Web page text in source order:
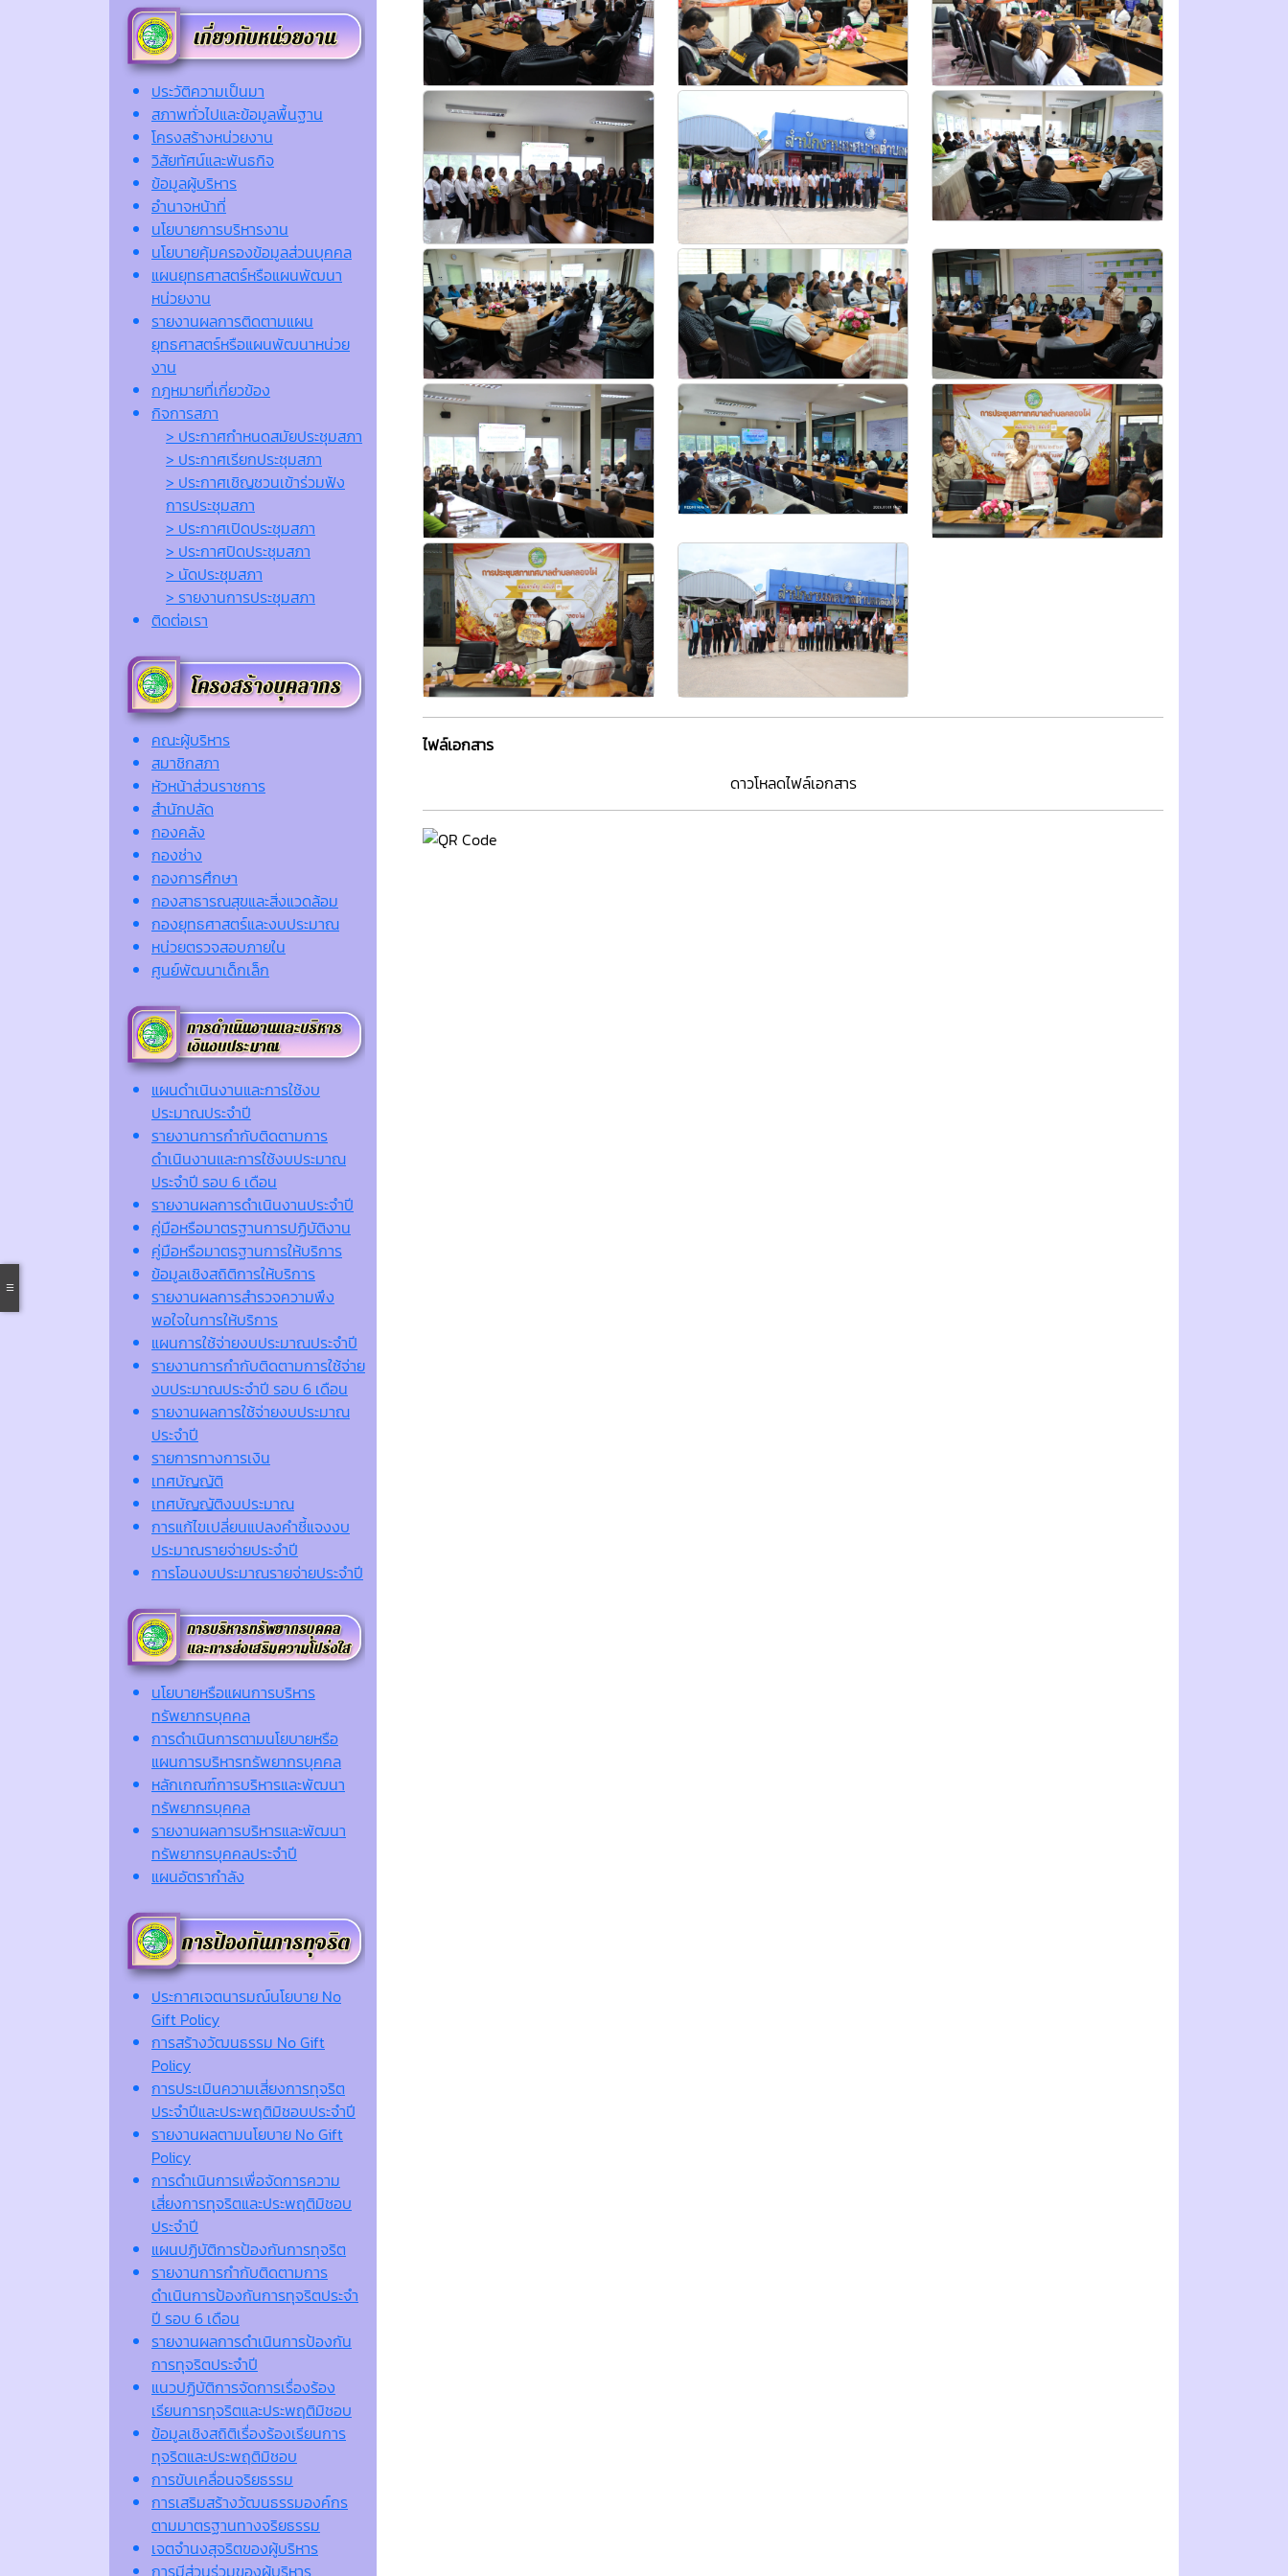
ประวัติความเป็นมา
สภาพทั่วไปและข้อมูลพื้นฐาน
โครงสร้างหน่วยงาน
วิสัยทัศน์และพันธกิจ
ข้อมูลผู้บริหาร
อำนาจหน้าที่
นโยบายการบริหารงาน
นโยบายคุ้มครองข้อมูลส่วนบุคคล
แผนยุทธศาสตร์หรือแผนพัฒนา
หน่วยงาน
รายงานผลการติดตามแผน
ยุทธศาสตร์หรือแผนพัฒนาหน่วย
งาน
กฎหมายที่เกี่ยวข้อง
กิจการสภา
> ประกาศกำหนดสมัยประชุมสภา
> ประกาศเรียกประชุมสภา
> ประกาศเชิญชวนเข้าร่วมฟัง
การประชุมสภา
> ประกาศเปิดประชุมสภา
> ประกาศปิดประชุมสภา
> นัดประชุมสภา
> รายงานการประชุมสภา
ติดต่อเรา
คณะผู้บริหาร
สมาชิกสภา
หัวหน้าส่วนราชการ
สำนักปลัด
กองคลัง
กองช่าง
กองการศึกษา
กองสาธารณสุขและสิ่งแวดล้อม
กองยุทธศาสตร์และงบประมาณ
หน่วยตรวจสอบภายใน
ศูนย์พัฒนาเด็กเล็ก
แผนดำเนินงานและการใช้งบ
ประมาณประจำปี
รายงานการกำกับติดตามการ
ดำเนินงานและการใช้งบประมาณ
ประจำปี รอบ 6 เดือน
รายงานผลการดำเนินงานประจำปี
คู่มือหรือมาตรฐานการปฏิบัติงาน
คู่มือหรือมาตรฐานการให้บริการ
ข้อมูลเชิงสถิติการให้บริการ
รายงานผลการสำรวจความพึง
พอใจในการให้บริการ
แผนการใช้จ่ายงบประมาณประจำปี
รายงานการกำกับติดตามการใช้จ่าย
งบประมาณประจำปี รอบ 6 เดือน
รายงานผลการใช้จ่ายงบประมาณ
ประจำปี
รายการทางการเงิน
เทศบัญญัติ
เทศบัญญัติงบประมาณ
การแก้ไขเปลี่ยนแปลงคำชี้แจงงบ
ประมาณรายจ่ายประจำปี
การโอนงบประมาณรายจ่ายประจำปี
นโยบายหรือแผนการบริหาร
ทรัพยากรบุคคล
การดำเนินการตามนโยบายหรือ
แผนการบริหารทรัพยากรบุคคล
หลักเกณฑ์การบริหารและพัฒนา
ทรัพยากรบุคคล
รายงานผลการบริหารและพัฒนา
ทรัพยากรบุคคลประจำปี
แผนอัตรากำลัง
ประกาศเจตนารมณ์นโยบาย No
Gift Policy
การสร้างวัฒนธรรม No Gift
Policy
การประเมินความเสี่ยงการทุจริต
ประจำปีและประพฤติมิชอบประจำปี
รายงานผลตามนโยบาย No Gift
Policy
การดำเนินการเพื่อจัดการความ
เสี่ยงการทุจริตและประพฤติมิชอบ
ประจำปี
แผนปฏิบัติการป้องกันการทุจริต
รายงานการกำกับติดตามการ
ดำเนินการป้องกันการทุจริตประจำ
ปี รอบ 6 เดือน
รายงานผลการดำเนินการป้องกัน
การทุจริตประจำปี
แนวปฏิบัติการจัดการเรื่องร้อง
เรียนการทุจริตและประพฤติมิชอบ
ข้อมูลเชิงสถิติเรื่องร้องเรียนการ
ทุจริตและประพฤติมิชอบ
การขับเคลื่อนจริยธรรม
การเสริมสร้างวัฒนธรรมองค์กร
ตามมาตรฐานทางจริยธรรม
เจตจํานงสุจริตของผู้บริหาร
การมีส่วนร่วมของผู้บริหาร
ไฟล์เอกสาร
ดาวโหลดไฟล์เอกสาร